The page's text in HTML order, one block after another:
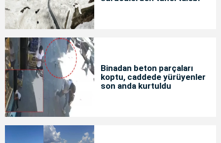
Binadan beton parçaları
koptu, caddede yürüyenler
son anda kurtuldu